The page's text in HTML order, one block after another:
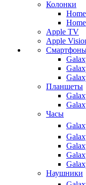
Колонки
Apple TV
Apple
Планшеты
Часы
Наушники